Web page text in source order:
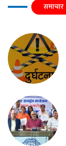
समाचार